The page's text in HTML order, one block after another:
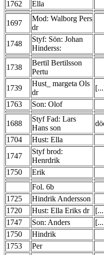
1762
Ella
1697
Mod: Walborg Pers
dr
1748
Styf: Sön: Johan
Hinderss:
1738
Bertil Bertilsson
Pertu
1739
Hust_ margeta Ols
dr
1763
Son: Olof
1688
Styf Fad: Lars
Hans son
1704
Hust: Ella
1747
Styf brod:
Henrdrik
1750
Erik
Fol. 6b
1725
Hindrik Andersson
1720
Hust: Ella Eriks dr
1747
Son: Anders
1750
Hindrik
1753
Per